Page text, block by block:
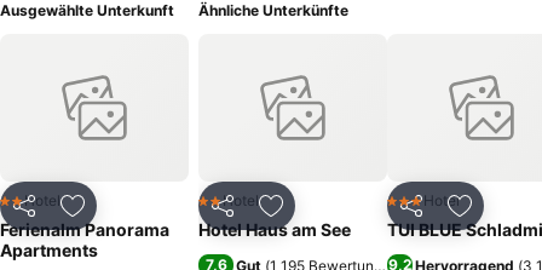
Hotelbar, ein gemütliches Restaurant mit klassisch österreichischer
innerhalb von nur 6-8 Minuten unmittelbar ins Zentrum von
Schladming, zu den Tal-Stationen Planai „Olympiastadion“ bzw. zum
Hochwurzen „Golden-Jet“. Im Sommer stehen Ihnen und Ihren
Hex´n-Häuschen mit vielen Spielen und unser Streichelzoo zur
Verfügung. Genießen Sie Ihre Mahlzeiten im Zuge der Halbpension
in unserem Restaurant, dem Steirer-Stüberl oder im gemütlichen
Ausgewählte Unterkunft
Teilen Zu Favoriten hinzufügen
2 Sterne
Hotel
Ferienalm Panorama
Apartments
Ähnliche Unterkünfte
Teilen Zu Favoriten hinzufügen
2 Sterne
Hotel
Hotel Haus am See
7,6 Gut (1 195 Bewertungen)
Teilen Zu
3 SterneHotel
TUI BLUE
9,2Hervorragend (3